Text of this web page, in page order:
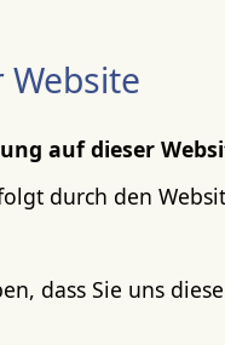
auf dieser
durch den
dass Sie uns